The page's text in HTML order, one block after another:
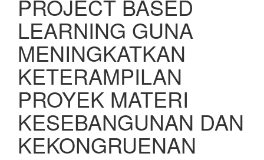
PROJECT BASED
LEARNING GUNA
MENINGKATKAN
KETERAMPILAN
PROYEK MATERI
KESEBANGUNAN DAN
KEKONGRUENAN